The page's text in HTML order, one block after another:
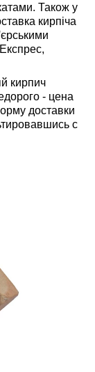
Також у
кирпіча
кирпич
- цена
доставки
с